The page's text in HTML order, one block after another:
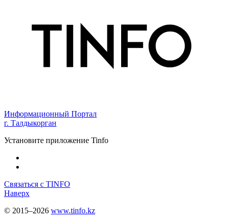
Информационный Портал
г. Талдыкорган
Установите приложение Tinfo
Связаться с TINFO
Наверх
© 2015–2026 www.tinfo.kz